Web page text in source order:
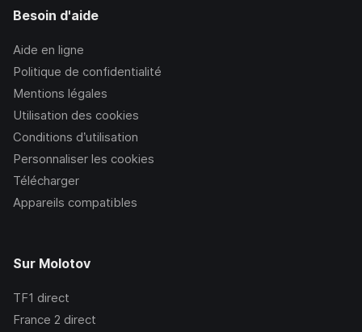
Besoin d'aide
Aide en ligne
Politique de confidentialité
Mentions légales
Utilisation des cookies
Conditions d’utilisation
Personnaliser les cookies
Télécharger
Appareils compatibles
Sur Molotov
TF1 direct
France 2 direct